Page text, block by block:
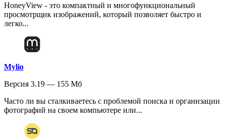
HoneyView - это компактный и многофункциональный
просмотрщик изображений, который позволяет быстро и
легко...
Mylio
Версия 3.19 — 155 Мб
Часто ли вы сталкиваетесь с проблемой поиска и организации
фотографий на своем компьютере или...